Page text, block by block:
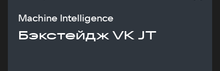
Machine Intelligence
Бэкстейдж VK JT